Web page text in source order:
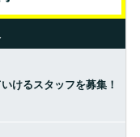
けるスタッフを募集！